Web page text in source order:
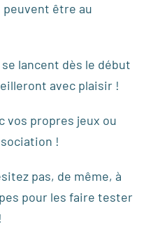
être au
lancent dès le début
avec plaisir !
vos propres jeux ou
!
pas, de même, à
pour les faire tester